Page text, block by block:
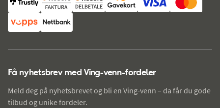
Få nyhetsbrev med Ving-venn-fordeler
Meld deg på nyhetsbrevet og bli en Ving-venn – da får du gode
tilbud og unike fordeler.